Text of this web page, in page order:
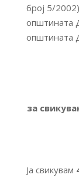
број 5/
општината
општината
за
Ја свикувам